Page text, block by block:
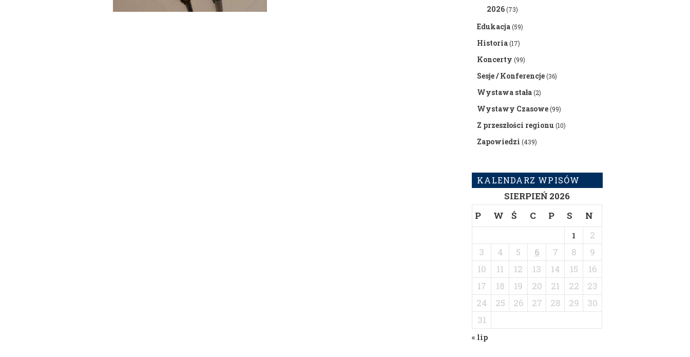
2026(73)
Edukacja(59)
Historia(17)
Koncerty (99)
Sesje / Konferencje(36)
Wystawa stała(2)
Wystawy Czasowe(99)
Z przeszłości regionu(10)
Zapowiedzi (439)
KALENDARZ WPISÓW
SIERPIEŃ 2026
P
W Ś C P S N
1
2
3
4 5 6 7 8
9
10
11 12 13 14 15
16
17
18 19 20 21 22
23
24
25 26 27 28 29
30
31
« lip